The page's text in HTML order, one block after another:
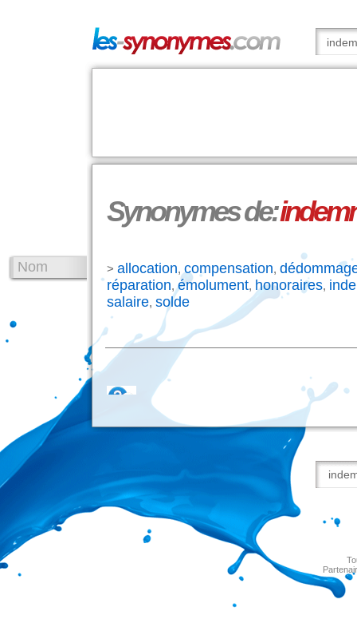
Synonymes de:
Nom > allocation, compensation,
réparation,émolument, honoraires,
salaire, solde